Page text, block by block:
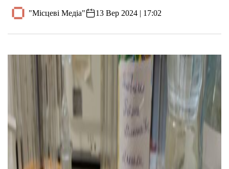
"Місцеві Медіа" 13 Вер 2024 | 17:02